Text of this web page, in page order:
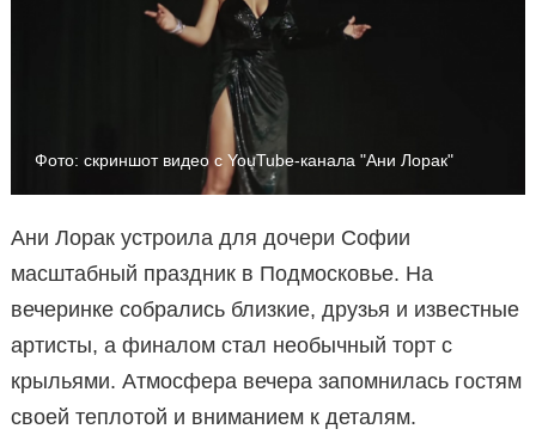
Фото: скриншот видео с YouTube-канала "Ани Лорак"
Ани Лорак устроила для дочери Софии
масштабный праздник в Подмосковье. На
вечеринке собрались близкие, друзья и известные
артисты, а финалом стал необычный торт с
крыльями. Атмосфера вечера запомнилась гостям
своей теплотой и вниманием к деталям.